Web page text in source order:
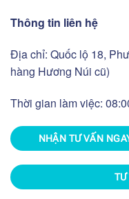
Thông tin liên hệ
Địa chỉ: Quốc lộ 18,
hàng Hương Núi cũ)
Thời gian làm việc:
NHẬN TƯ VẤN
TƯ